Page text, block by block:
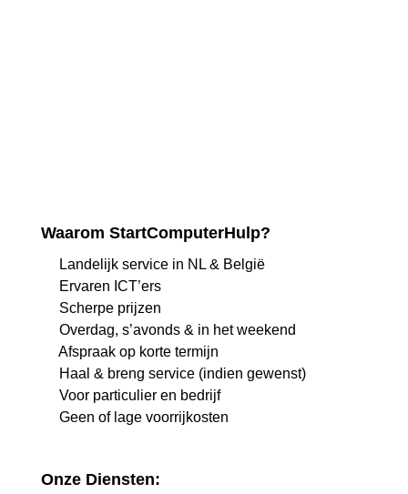
Waarom StartComputerHulp?
Landelijk service in NL & België
Ervaren ICT’ers
Scherpe prijzen
Overdag, s’avonds & in het weekend
Afspraak op korte termijn
Haal & breng service (indien gewenst)
Voor particulier en bedrijf
Geen of lage voorrijkosten
Onze Diensten: